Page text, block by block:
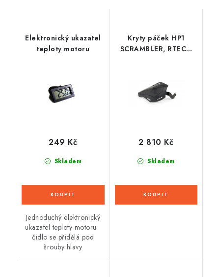
Elektronický ukazatel
teploty motoru
Skladem
249 Kč
Jednoduchý elektronický
ukazatel teploty motoru
čidlo se přidělá pod
šrouby hlavy
Kryty páček HP1
SCRAMBLER, RTECH
montážní sady)
Skladem
2 810 Kč